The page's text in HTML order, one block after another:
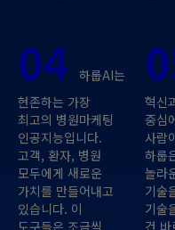
04
하룹AI는
현존하는 가장
최고의 병원마케팅
인공지능입니다.
고객, 환자, 병원
모두에게 새로운
가치를 만들어내고
있습니다. 이
도구들은 조금씩
혁신
중심
사람
하룹
놀라
기술
기술
건